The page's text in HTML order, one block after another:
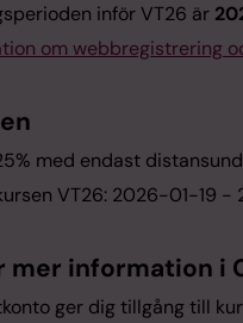
inför VT26 är
om webbregistrering
med endast
VT26: 2026-01-19
mer information i
ger dig tillgång till